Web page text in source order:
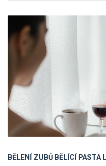
BĚLENÍ ZUBŮBĚLÍCÍ PASTA